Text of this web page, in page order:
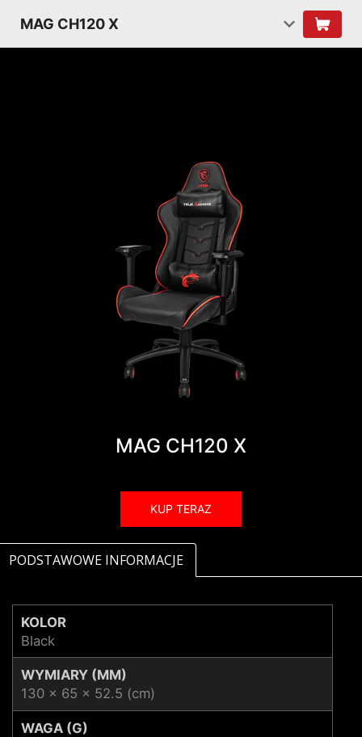
MAG CH120 X
MAG CH120 X
KUP TERAZ
PODSTAWOWE INFORMACJE
KOLOR
Black
WYMIARY (MM)
130 x 65 x 52.5 (cm)
WAGA (G)